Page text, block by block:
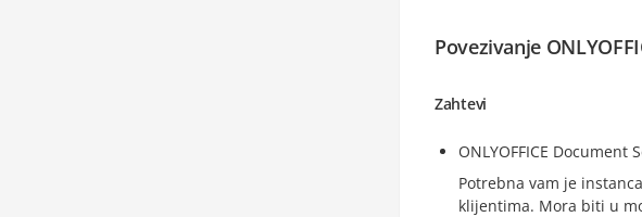
Povezivanje
Zahtevi
ONLYOFFICE Document
Potrebna vam je instanca
klijentima. Mora biti u